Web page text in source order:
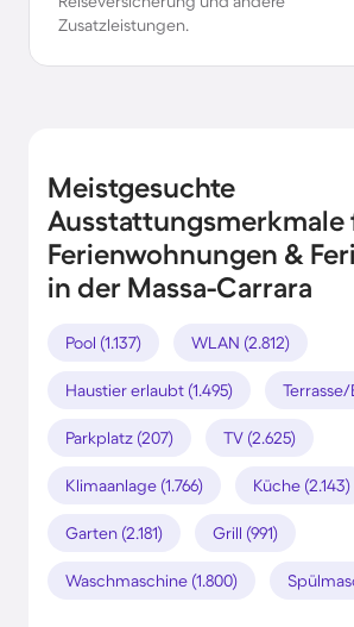
Zusatzleistungen.
Meistgesuchte
Ausstattungsmerkmale
Ferienwohnungen &
in der Massa-Carrara
Pool (1.137) WLAN (2.812)
Haustier erlaubt (1.495) Terrasse/
Parkplatz (207) TV (2.625)
Klimaanlage (1.766) Küche (2.143)
Garten (2.181) Grill (991)
Waschmaschine (1.800)